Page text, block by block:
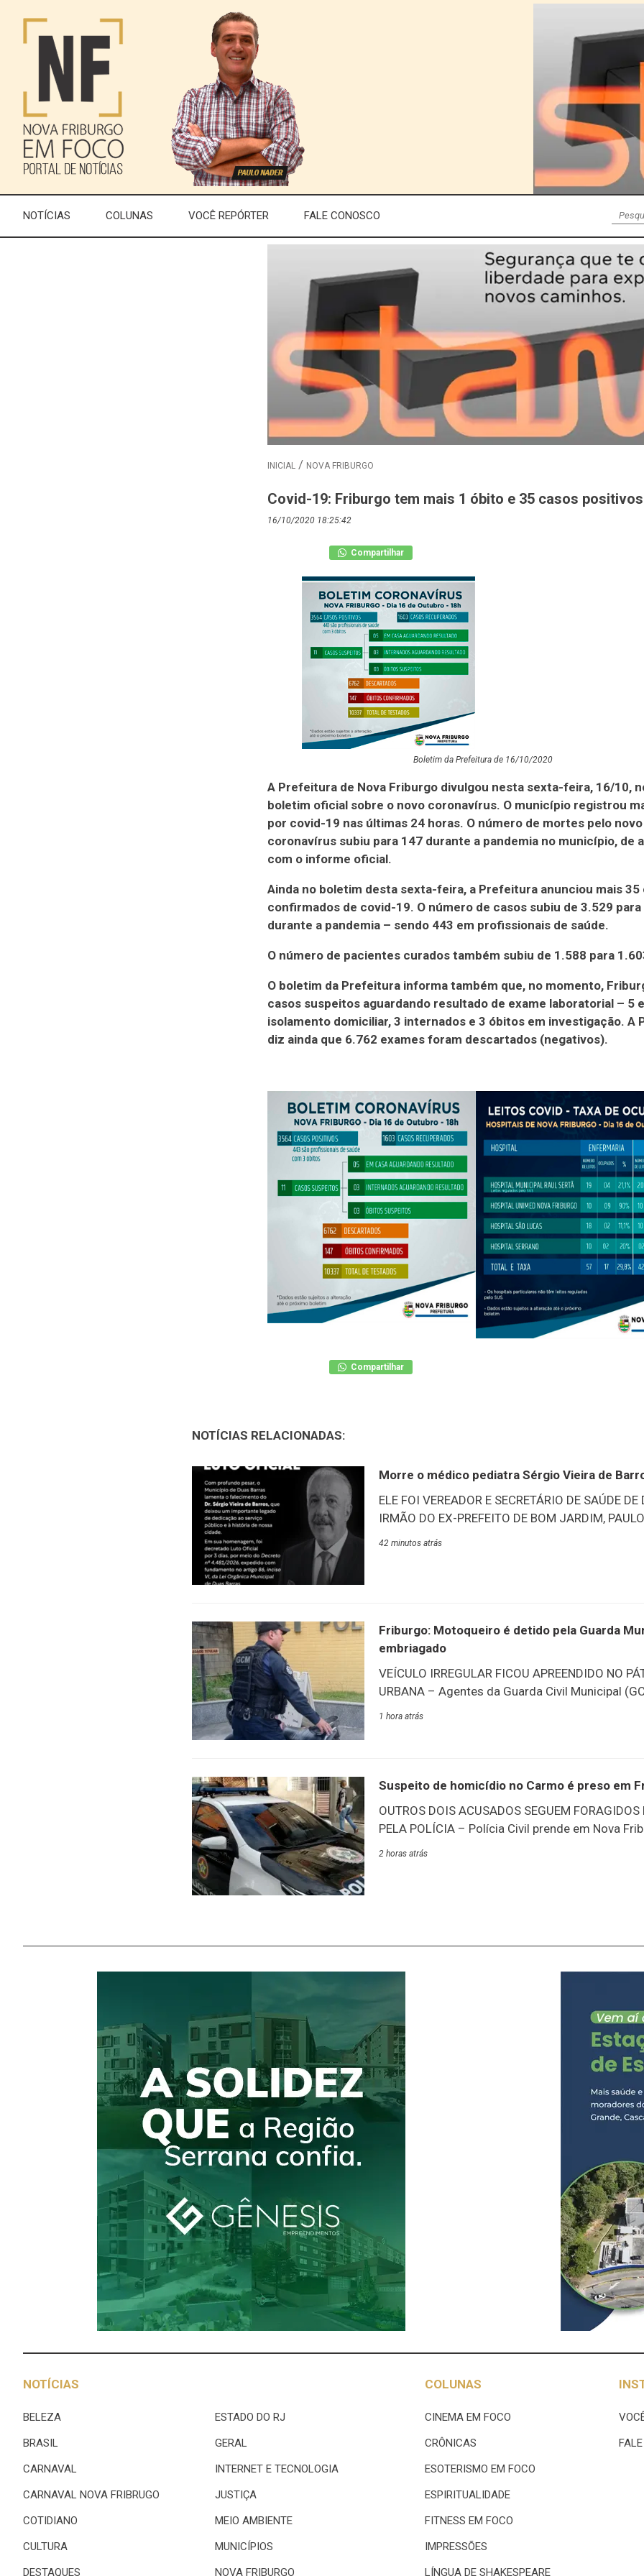
NOTÍCIAS COLUNAS VOCÊ REPÓRTER FALE CONOSCO
INICIAL NOVA FRIBURGO
Covid-19: Friburgo tem mais 1 óbito e 35 casos
16/10/2020 18:25:42
Compartilhar
Boletim da Prefeitura de 16/10/2020
A Prefeitura de Nova Friburgo divulgou nesta sexta-feira, 16/10,
boletim oficial sobre o novo coronavírus. O município registrou
por covid-19 nas últimas 24 horas. O número de mortes pelo novo
coronavírus subiu para 147 durante a pandemia no município, de
com o informe oficial.
Ainda no boletim desta sexta-feira, a Prefeitura anunciou mais 35
confirmados de covid-19. O número de casos subiu de 3.529 para
durante a pandemia – sendo 443 em profissionais de saúde.
O número de pacientes curados também subiu de 1.588 para
O boletim da Prefeitura informa também que, no momento,
casos suspeitos aguardando resultado de exame laboratorial – 5
isolamento domiciliar, 3 internados e 3 óbitos em investigação. A
diz ainda que 6.762 exames foram descartados (negativos).
Compartilhar
NOTÍCIAS RELACIONADAS:
Morre o médico pediatra Sérgio Vieira de
ELE FOI VEREADOR E SECRETÁRIO DE SAÚDE
IRMÃO DO EX-PREFEITO DE BOM JARDIM,
de Duas Barras, através de suas redes sociais,
Jardim, Paulo Barros. O corpo está sendo velado
Bom Jardim até às 14
42 minutos atrás
Friburgo: Motoqueiro é detido pela Guarda
embriagado
VEÍCULO IRREGULAR FICOU APREENDIDO NO
URBANA – Agentes da Guarda Civil Municipal
motocicleta irregular e conduziu à delegacia
embriaguez. Após a abordagem, o motorista foi
Municipal de Mobilidade e Urbanismo.
1 hora atrás
Suspeito de homicídio no Carmo é preso em
OUTROS DOIS ACUSADOS SEGUEM FORAGIDOS
PELA POLÍCIA – Polícia Civil prende em Nova
de homicídio ocorrido no Distrito do Córrego da
a prisão,
2 horas atrás
NOTÍCIAS
BELEZA
BRASIL
CARNAVAL
CARNAVAL NOVA FRIBRUGO
COTIDIANO
CULTURA
DESTAQUES
ESTADO DO RJ
GERAL
INTERNET E TECNOLOGIA
JUSTIÇA
MEIO AMBIENTE
MUNICÍPIOS
NOVA FRIBURGO
COLUNAS
CINEMA EM FOCO
CRÔNICAS
ESOTERISMO EM FOCO
ESPIRITUALIDADE
FITNESS EM FOCO
IMPRESSÕES
LÍNGUA DE SHAKESPEARE